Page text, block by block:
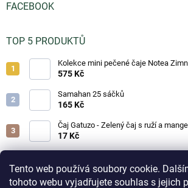
Tento web používá soubory cookie.
tohoto webu vyjadřujete souhlas s jejich
FACEBOOK
TOP 5 PRODUKTŮ
Kolekce mini pečené čaje Notea
575 Kč
Samahan 25 sáčků
165 Kč
Čaj Gatuzo - Zelený čaj s ruží a
17 Kč
17 Kč